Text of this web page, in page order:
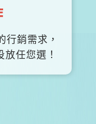
行銷需求，
任您選！